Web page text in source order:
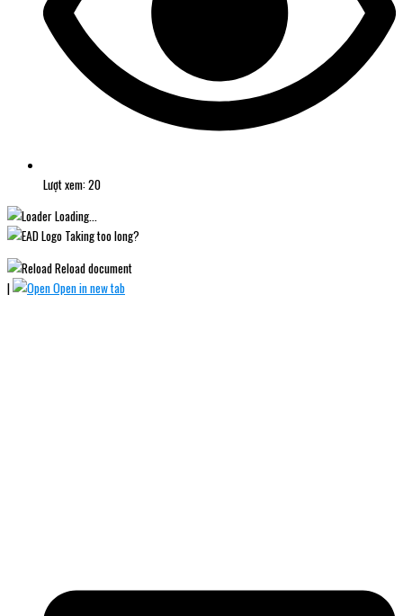
Lượt xem: 20
Loading...
Taking too long?
Reload document
|
Open in new tab